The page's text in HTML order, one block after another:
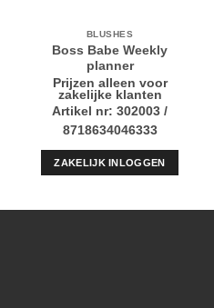
BLUSHES
Boss Babe Weekly
planner
Prijzen alleen voor
zakelijke klanten
Artikel nr: 302003 /
8718634046333
ZAKELIJK INLOGGEN